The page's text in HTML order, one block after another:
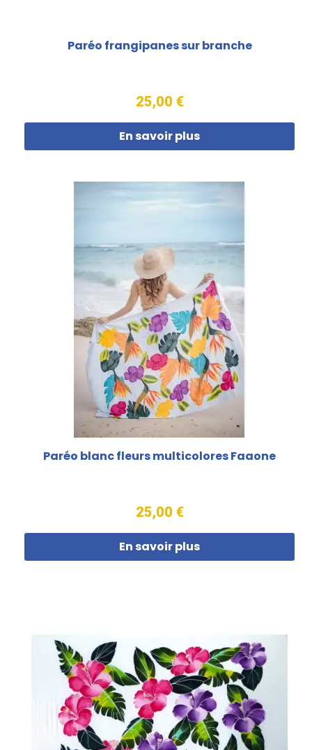
Paréo frangipanes sur branche
25,00 €
En savoir plus
Paréo blanc fleurs multicolores Faaone
25,00 €
En savoir plus